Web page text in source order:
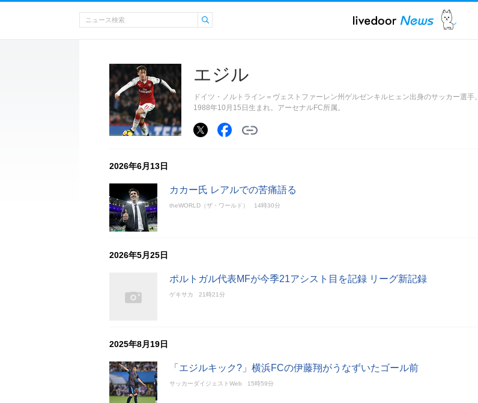
エジル
ドイツ・ノルトライン＝ヴェストファーレン州ゲルゼンキルヒェン出身のサッカー選手。
1988年10月15日生まれ。アーセナルFC所属。
2026年6月13日
カカー氏 レアルでの苦痛語る
theWORLD（ザ・ワールド） 14時30分
2026年5月25日
ポルトガル代表MFが今季21アシスト目を記録 リーグ新記録
ゲキサカ 21時21分
2025年8月19日
「エジルキック?」横浜FCの伊藤翔がうなずいたゴール前
サッカーダイジェストWeb 15時59分